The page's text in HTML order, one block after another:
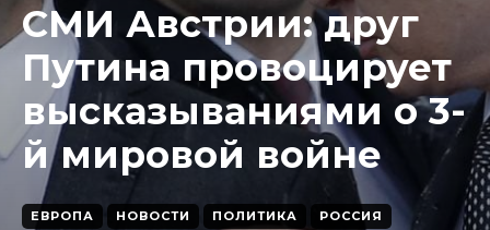
СМИ Австрии: друг
Путина провоцирует
высказываниями о 3-
й мировой войне
ЕВРОПА НОВОСТИ ПОЛИТИКА РОССИЯ